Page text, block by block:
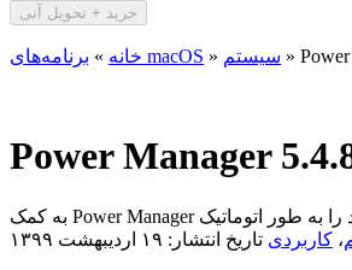
خرید + تحویل آنی
خانه » برنامه‌های macOS » سیستم »
Power Manager
، کاربردی تاریخ انتشار: ۱۹ اردیبهشت ۱۳۹۹